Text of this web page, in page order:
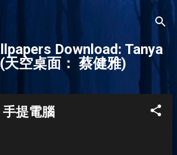
Download: Tanya
天空桌面： 蔡健雅)
提電腦